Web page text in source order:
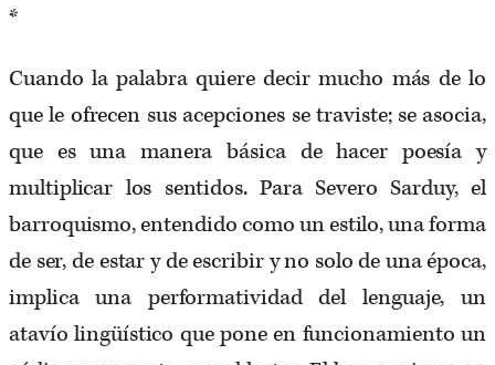
*
Cuando la palabra quiere decir mucho más de lo
que le ofrecen sus acepciones se traviste; se asocia,
que es una manera básica de hacer poesía y
multiplicar los sentidos. Para Severo Sarduy, el
barroquismo, entendido como un estilo, una forma
de ser, de estar y de escribir y no solo de una época,
implica una performatividad del lenguaje, un
atavío lingüístico que pone en funcionamiento un